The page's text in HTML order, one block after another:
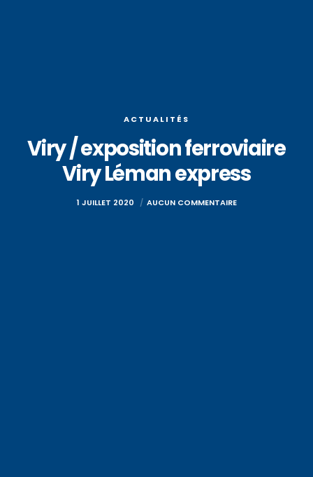
ACTUALITÉS
Viry / exposition ferroviaire
Viry Léman express
1 JUILLET 2020 AUCUN COMMENTAIRE